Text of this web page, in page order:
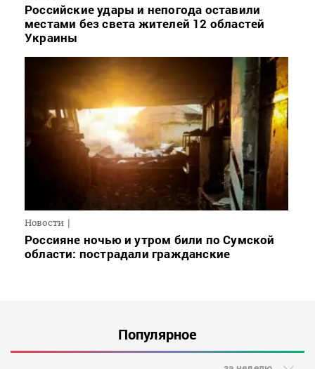
Российские удары и непогода оставили
местами без света жителей 12 областей
Украины
Новости
Россияне ночью и утром били по Сумской
области: пострадали гражданские
Популярное